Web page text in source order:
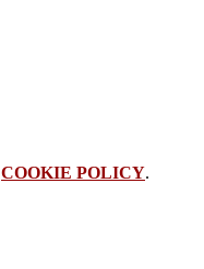
COOKIE POLICY.